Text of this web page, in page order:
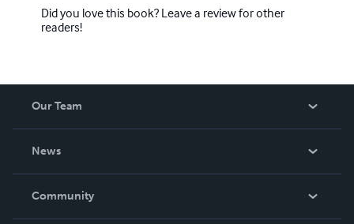
Did you love this book? Leave a review for other
readers!
Our Team
News
In The News
Community